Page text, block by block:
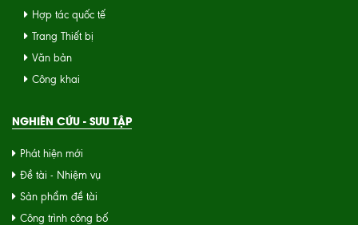
Hợp tác quốc tế
Trang Thiết bị
Văn bản
Công khai
NGHIÊN CỨU - SƯU TẬP
Phát hiện mới
Đề tài - Nhiệm vụ
Sản phẩm đề tài
Công trình công bố